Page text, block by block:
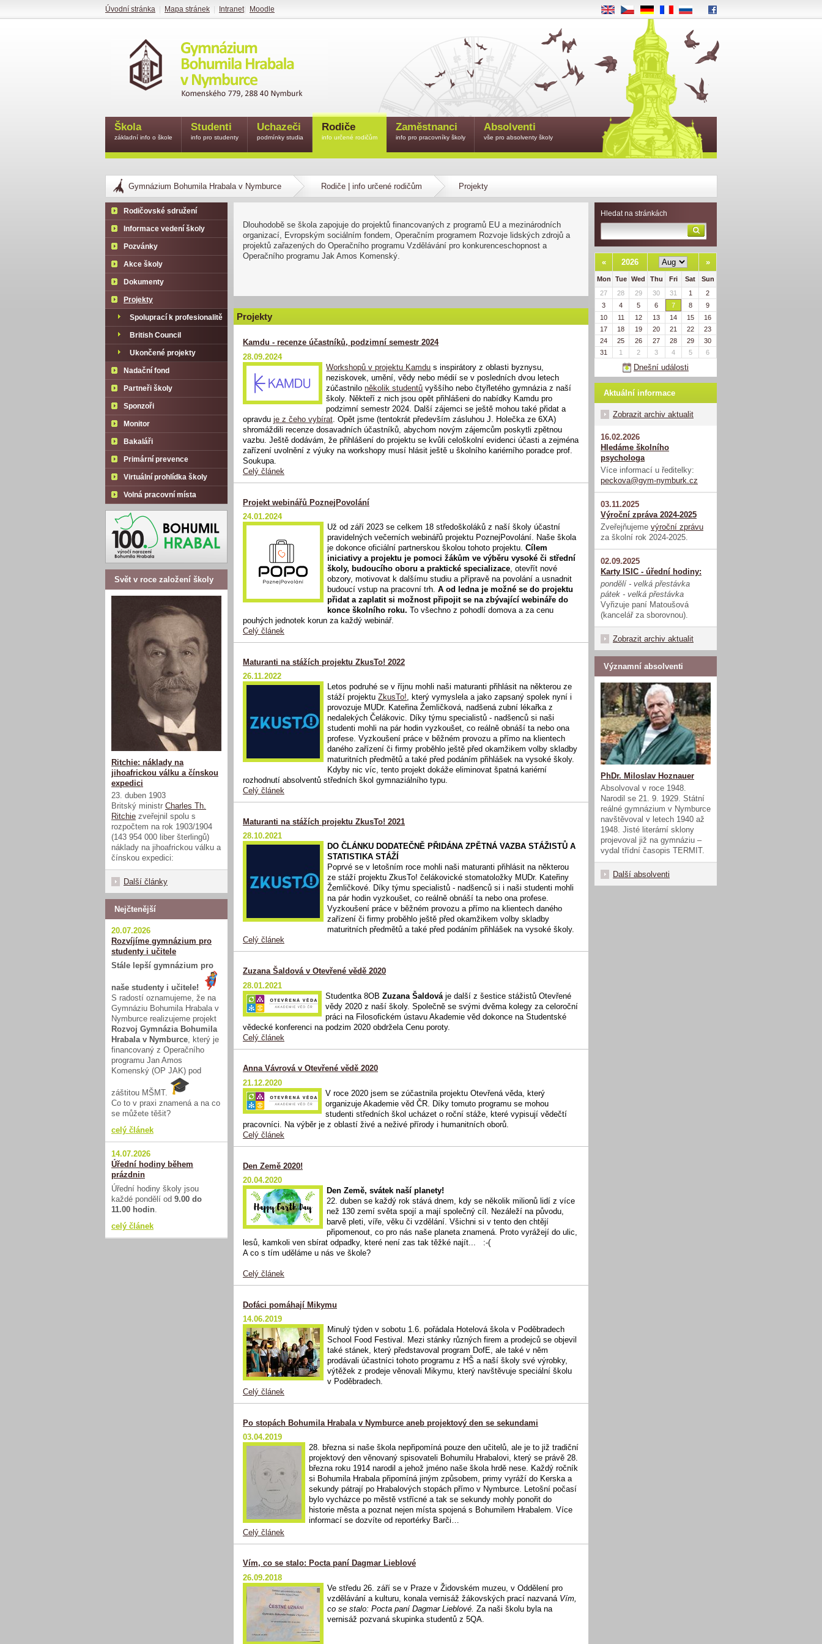
Gymnázium Bohumila Hrabala v Nymburce Rodiče | info určené rodičům Projekty
Dlouhodobě se škola zapojuje do projektů financovaných z programů EU a mezinárodních
organizací, Evropským sociálním fondem, Operačním programem Rozvoje lidských zdrojů a
projektů zařazených do Operačního programu Vzdělávání pro konkurenceschopnost a
Operačního programu Jak Amos Komenský.
Projekty
Kamdu - recenze účastníků, podzimní semestr 2024
28.09.2024
Workshopů v projektu Kamdu s inspirátory z oblasti byznysu,
neziskovek, umění, vědy nebo médií se v posledních dvou letech
zúčastniloněkolik studentů vyššího nebo čtyřletého gymnázia z naší
školy. Někteří z nich jsou opět přihlášeni do nabídky Kamdu pro
podzimní semestr 2024. Další zájemci se ještě mohou také přidat a
opravdu je z čeho vybírat . Opět jsme (tentokrát především zásluhou J. Holečka ze 6XA)
shromáždili recenze dosavadních účastníků, abychom novým zájemcům poskytli zpětnou
vazbu. Ještě dodávám, že přihlášení do projektu se kvůli celoškolní evidenci účasti a zejména
zařízení uvolnění z výuky na workshopy musí hlásit ještě u školního kariérního poradce prof.
Soukupa.
Celý článek
Projekt webinářů PoznejPovolání
24.01.2024
Už od září 2023 se celkem 18 středoškoláků z naší školy účastní
pravidelných večerních webinářů projektu PoznejPovolání.
Naše škola
je dokonce oficiální partnerskou školou tohoto projektu. Cílem
iniciativy a projektu je pomoci žákům ve výběru vysoké či střední
školy, budoucího oboru a praktické specializace , otevřít nové
obzory, motivovat k dalšímu studiu a přípravě na povolání a usnadnit
budoucí vstup na pracovní trh.A od ledna je možné se do projektu
přidat a zaplatit si možnost připojit se na zbývající webináře do
konce školního roku. To všechno z pohodlí domova a za cenu
pouhých jednotek korun za každý webinář.
Celý článek
Maturanti na stážích projektu ZkusTo! 2022
26.11.2022
Letos podruhé se v říjnu mohli naši maturanti přihlásit na některou ze
stáží projektuZkusTo!, který vymyslela a jako zapsaný spolek nyní i
provozuje MUDr. Kateřina Žemličková, nadšená zubní lékařka z
nedalekých Čelákovic. Díky týmu specialistů - nadšenců si naši
studenti mohli na pár hodin vyzkoušet, co reálně obnáší ta nebo ona
profese. Vyzkoušení práce v běžném provozu a přímo na klientech
daného zařízení či firmy proběhlo ještě před okamžikem volby skladby
maturitních předmětů a také před podáním přihlášek na vysoké školy.
Kdyby nic víc, tento projekt dokáže eliminovat špatná kariérní
rozhodnutí absolventů středních škol gymnaziálního typu.
Celý článek
Maturanti na stážích projektu ZkusTo! 2021
28.10.2021
DO ČLÁNKU DODATEČNĚ PŘIDÁNA ZPĚTNÁ VAZBA STÁŽISTŮ A
STATISTIKA STÁŽÍ
Poprvé se v letošním roce mohli naši maturanti přihlásit na některou
ze stáží projektu ZkusTo! čelákovické stomatoložky MUDr. Kateřiny
Žemličkové. Díky týmu specialistů - nadšenců si i naši studenti mohli
na pár hodin vyzkoušet, co reálně obnáší ta nebo ona profese.
Vyzkoušení práce v běžném provozu a přímo na klientech daného
zařízení či firmy proběhlo ještě před okamžikem volby skladby
maturitních předmětů a také před podáním přihlášek na vysoké školy.
Celý článek
Zuzana Šaldová v Otevřené vědě 2020
28.01.2021
Studentka 8OBZuzana Šaldová je další z šestice stážistů Otevřené
vědy 2020 z naší školy. Společně se svými dvěma kolegy za celoroční
práci na Filosofickém ústavu Akademie věd dokonce na Studentské
vědecké konferenci na podzim 2020 obdržela Cenu poroty.
Celý článek
Anna Vávrová v Otevřené vědě 2020
21.12.2020
V roce 2020 jsem se zúčastnila projektu Otevřená věda, který
organizuje Akademie věd ČR. Díky tomuto programu se mohou
studenti středních škol ucházet o roční stáže, které vypisují vědečtí
pracovníci. Na výběr je z oblastí živé a neživé přírody i humanitních oborů.
Celý článek
Den Země 2020!
20.04.2020
Den Země, svátek naší planety!
22. duben se každý rok stává dnem, kdy se několik milionů lidí z více
než 130 zemí světa spojí a mají společný cíl. Nezáleží na původu,
barvě pleti, víře, věku či vzdělání. Všichni si v tento den chtějí
připomenout, co pro nás naše planeta znamená.
Proto vyrážejí do ulic,
lesů, kamkoli ven sbírat odpadky, které není zas tak těžké najít... :-(
A co s tím uděláme u nás ve škole?
Celý článek
Dofáci pomáhají Mikymu
14.06.2019
Minulý týden v sobotu 1.6. pořádala Hotelová škola v Poděbradech
School Food Festival. Mezi stánky různých firem a prodejců se objevil
také stánek, který představoval program DofE, ale také v něm
prodávali účastníci tohoto programu z HŠ a naší školy své výrobky,
výtěžek z prodeje věnovali Mikymu, který navštěvuje speciální školu
v Poděbradech.
Celý článek
Po stopách Bohumila Hrabala v Nymburce aneb projektový den se sekundami
03.04.2019
28. března si naše škola nepřipomíná pouze den učitelů, ale je to již tradiční
projektový den věnovaný spisovateli Bohumilu Hrabalovi, který se právě 28.
března roku 1914 narodil a jehož jméno naše škola hrdě nese. Každý ročník
si Bohumila Hrabala připomíná jiným způsobem, primy vyráží do Kerska a
sekundy pátrají po Hrabalových stopách přímo v Nymburce. Letošní počasí
bylo vycházce po městě vstřícné a tak se sekundy mohly ponořit do
historie města a poznat nejen místa spojená s Bohumilem Hrabalem. Více
informací se dozvíte od reportérky Barči…
Celý článek
Vím, co se stalo: Pocta paní Dagmar Lieblové
26.09.2018
Ve středu 26. září se v Praze v Židovském muzeu, v Oddělení pro
vzdělávání a kulturu, konala vernisáž žákovských prací nazvaná Vím,
co se stalo: Pocta paní Dagmar Lieblové.Za naši školu byla na
vernisáž pozvaná skupinka studentů z 5QA.
Hledat na stránkách
« 2026 »
Mon Tue Wed Thu Fri Sat
Sun
27
28 29 30 31 1
2
3
4 5 6 7 8
9
10
11 12 13 14 15
16
17
18 19 20 21 22
23
24
25 26 27 28 29
30
31
1 2 3 4 5 6
Dnešní události
Aktuální informace
Zobrazit archiv aktualit
16.02.2026
Hledáme školního
psychologa
Více informací u ředitelky:
peckova@gym-nymburk.cz
03.11.2025
Výroční zpráva 2024-2025
Zveřejňujeme výroční zprávu
za školní rok 2024-2025.
02.09.2025
Karty ISIC - úřední hodiny:
pondělí - velká přestávka
pátek - velká přestávka
Vyřizuje paní Matoušová
(kancelář za sborovnou).
Zobrazit archiv aktualit
Významní absolventi
PhDr. Miloslav Hoznauer
Absolvoval v roce 1948.
Narodil se 21. 9. 1929. Státní
reálné gymnázium v Nymburce
navštěvoval v letech 1940 až
1948. Jisté literární sklony
projevoval již na gymnáziu –
vydal třídní časopis TERMIT.
Další absolventi
Rodičovské sdružení
Informace vedení školy
Pozvánky
Akce školy
Dokumenty
Projekty
Spoluprací k profesionalitě
British Council
Ukončené projekty
Nadační fond
Partneři školy
Sponzoři
Monitor
Bakaláři
Primární prevence
Virtuální prohlídka školy
Volná pracovní místa
Svět v roce založení školy
Ritchie: náklady na
jihoafrickou válku a čínskou
expedici
23. duben 1903
Britský ministr Charles Th.
Ritchie zveřejnil spolu s
rozpočtem na rok 1903/1904
(143 954 000 liber šterlingů)
náklady na jihoafrickou válku a
čínskou expedici:
Další články
Nejčtenější
20.07.2026
Rozvíjíme gymnázium pro
studenty i učitele
Stále lepší gymnázium pro
naše studenty i učitele!
S radostí oznamujeme, že na
Gymnáziu Bohumila Hrabala v
Nymburce realizujeme projekt
Rozvoj Gymnázia Bohumila
Hrabala v Nymburce , který je
financovaný z Operačního
programu Jan Amos
Komenský (OP JAK) pod
záštitou MŠMT.
Co to v praxi znamená a na co
se můžete těšit?
celý článek
14.07.2026
Úřední hodiny během
prázdnin
Úřední hodiny školy jsou
každé pondělí od 9.00 do
11.00 hodin
celý článek
Škola
základní info o škole
Studenti
info pro studenty
Uchazeči
podmínky studia
Rodiče
info určené rodičům
Zaměstnanci
info pro pracovníky školy
Absolventi
vše pro absolventy školy
Úvodní stránka Mapa stránek Intranet| Moodle EN CS DE RU